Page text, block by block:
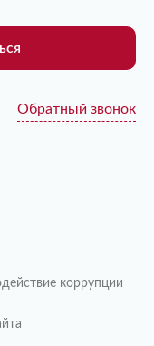
Обратный звонок
коррупции